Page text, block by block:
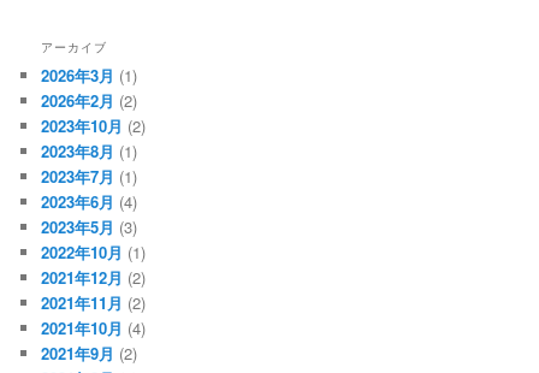
アーカイブ
2026年3月 (1)
2026年2月 (2)
2023年10月 (2)
2023年8月 (1)
2023年7月 (1)
2023年6月 (4)
2023年5月 (3)
2022年10月 (1)
2021年12月 (2)
2021年11月 (2)
2021年10月 (4)
2021年9月 (2)